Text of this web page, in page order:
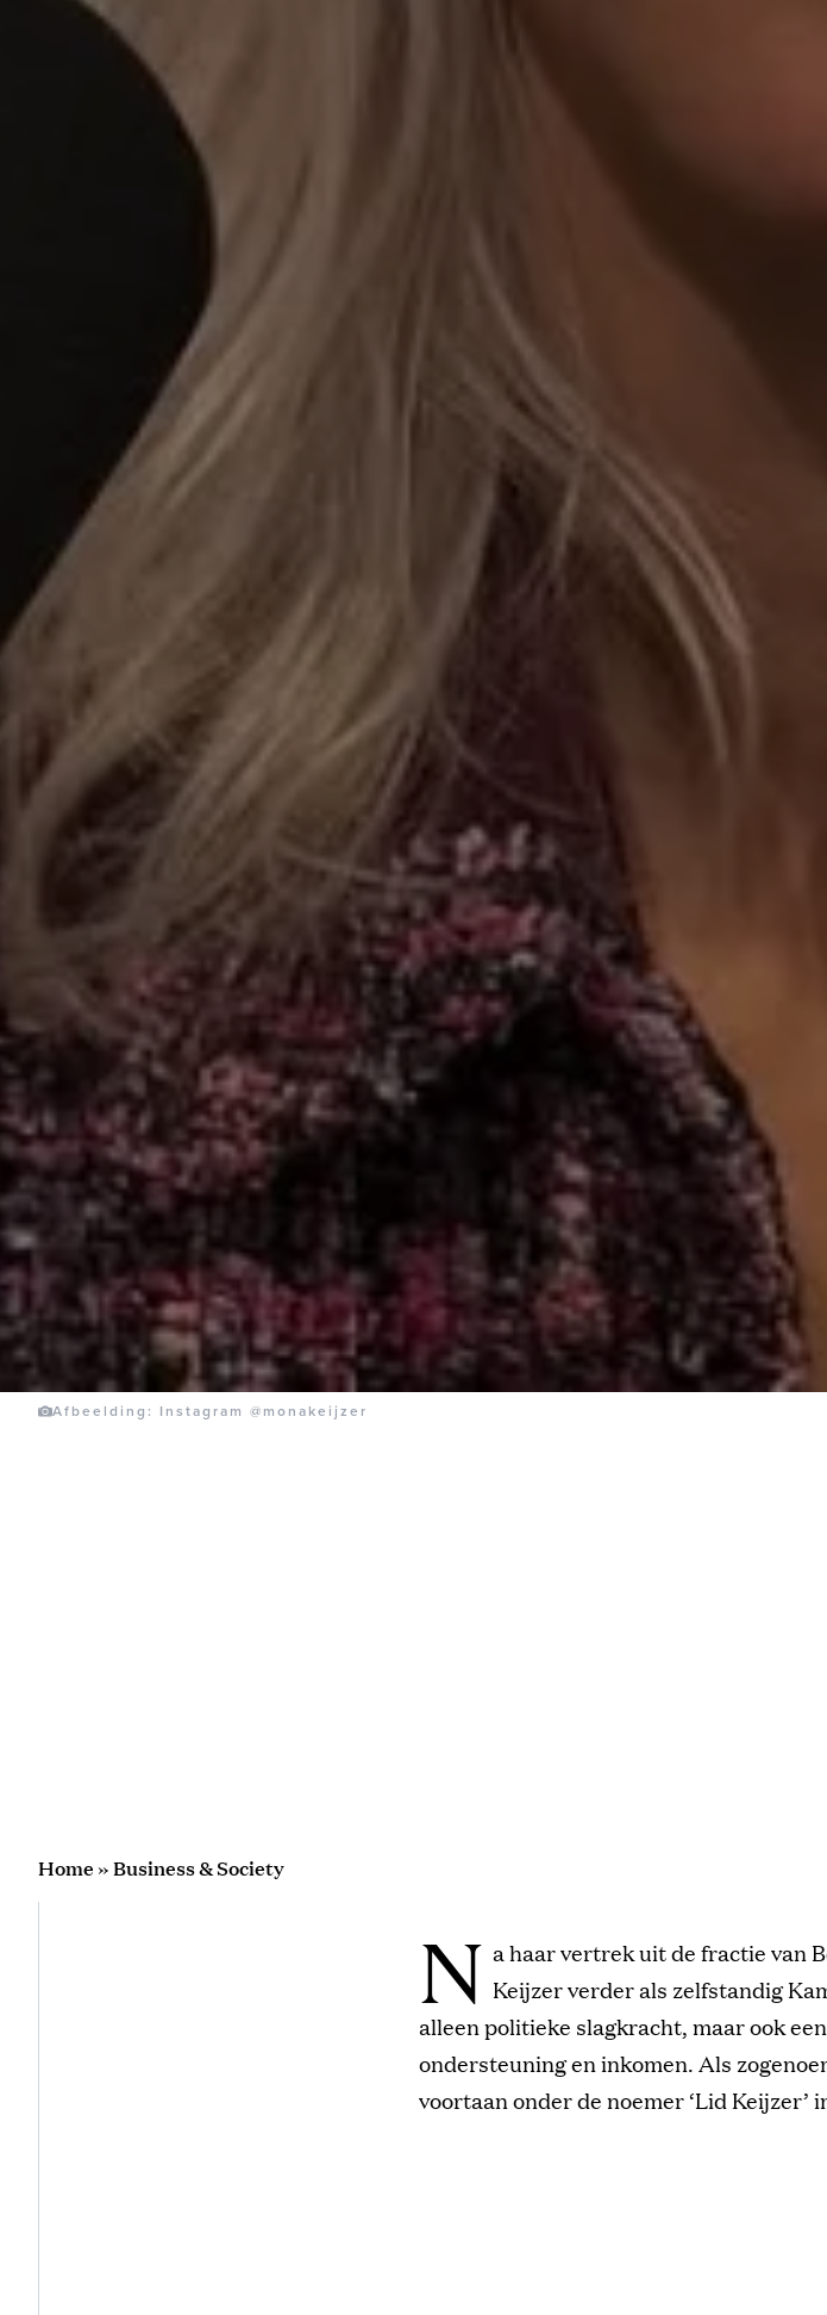
Afbeelding: Instagram @monakeijzer
Home»Business & Society
N a haar vertrek uit de fractie van
Keijzer verder als zelfstandig
alleen politieke slagkracht, maar ook
ondersteuning en inkomen. Als
voortaan onder de noemer ‘Lid Keijzer’